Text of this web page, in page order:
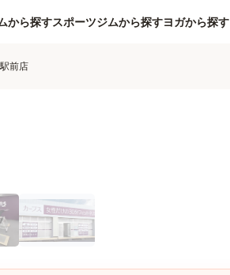
から探すスポーツジムから探すヨガから探す
前店